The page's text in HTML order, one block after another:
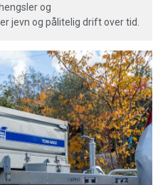
og
jevn og pålitelig drift over tid.